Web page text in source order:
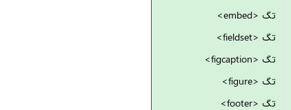
تگ <embed>
تگ <fieldset>
تگ <figcaption>
تگ <figure>
تگ <footer>